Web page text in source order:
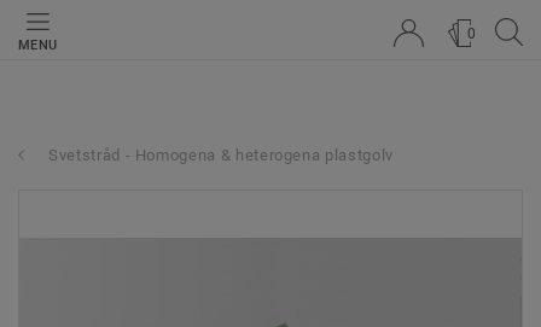
MENU
0
Svetstråd - Homogena & heterogena plastgolv